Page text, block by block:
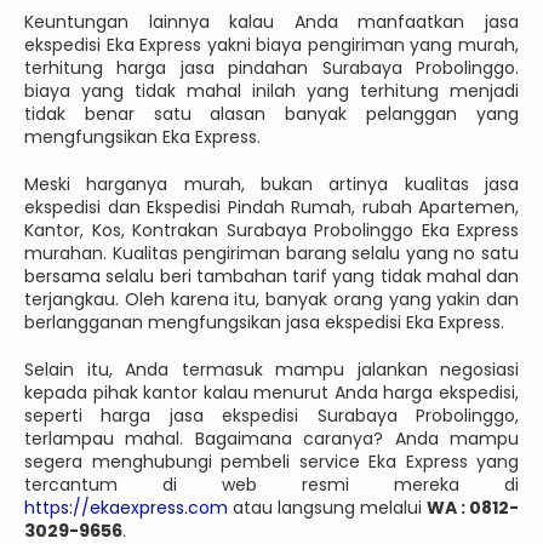
Keuntungan lainnya kalau Anda manfaatkan jasa
ekspedisi Eka Express yakni biaya pengiriman yang murah,
terhitung harga jasa pindahan Surabaya Probolinggo.
biaya yang tidak mahal inilah yang terhitung menjadi
tidak benar satu alasan banyak pelanggan yang
mengfungsikan Eka Express.
Meski harganya murah, bukan artinya kualitas jasa
ekspedisi dan Ekspedisi Pindah Rumah, rubah Apartemen,
Kantor, Kos, Kontrakan Surabaya Probolinggo Eka Express
murahan. Kualitas pengiriman barang selalu yang no satu
bersama selalu beri tambahan tarif yang tidak mahal dan
terjangkau. Oleh karena itu, banyak orang yang yakin dan
berlangganan mengfungsikan jasa ekspedisi Eka Express.
Selain itu, Anda termasuk mampu jalankan negosiasi
kepada pihak kantor kalau menurut Anda harga ekspedisi,
seperti harga jasa ekspedisi Surabaya Probolinggo,
terlampau mahal. Bagaimana caranya? Anda mampu
segera menghubungi pembeli service Eka Express yang
tercantum di web resmi mereka di
https://ekaexpress.com atau langsung melalui WA : 0812-
3029-9656.